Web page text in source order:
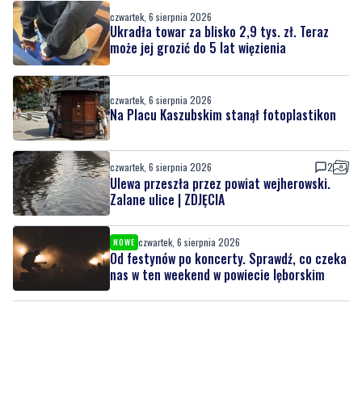
czwartek, 6 sierpnia 2026
Na Placu Kaszubskim stanął fotoplastikon
czwartek, 6 sierpnia 2026
Ulewa przeszła przez powiat wejherowski.
NOWE czwartek, 6 sierpnia 2026
Od festynów po koncerty. Sprawdź, co czeka